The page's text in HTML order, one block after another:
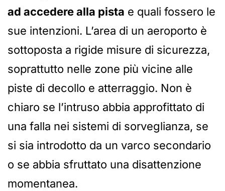
ad accedere alla pista e quali fossero le
sue intenzioni. L’area di un aeroporto è
sottoposta a rigide misure di sicurezza,
soprattutto nelle zone più vicine alle
piste di decollo e atterraggio. Non è
chiaro se l’intruso abbia approfittato di
una falla nei sistemi di sorveglianza, se
si sia introdotto da un varco secondario
o se abbia sfruttato una disattenzione
momentanea.